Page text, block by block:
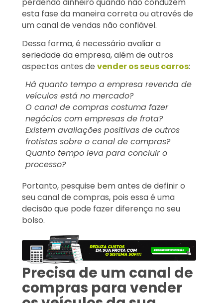
esta fase da maneira correta ou através de
um canal de vendas não confiável.
Dessa forma, é necessário avaliar a
seriedade da empresa, além de outros
aspectos antes de vender os seus carros:
Há quanto tempo a empresa revenda de
veículos está no mercado?
O canal de compras costuma fazer
negócios com empresas de frota?
Existem avaliações positivas de outros
frotistas sobre o canal de compras?
Quanto tempo leva para concluir o
processo?
Portanto, pesquise bem antes de definir o
seu canal de compras, pois essa é uma
decisão que pode fazer diferença no seu
bolso.
Precisa de um canal de
compras para vender